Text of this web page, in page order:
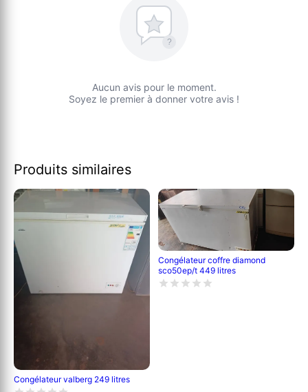
?
Aucun avis pour le moment.
Soyez le premier à donner votre avis !
Produits similaires
Congélateur valberg 249 litres
Congélateur coffre diamond
sco50ep/t 449 litres